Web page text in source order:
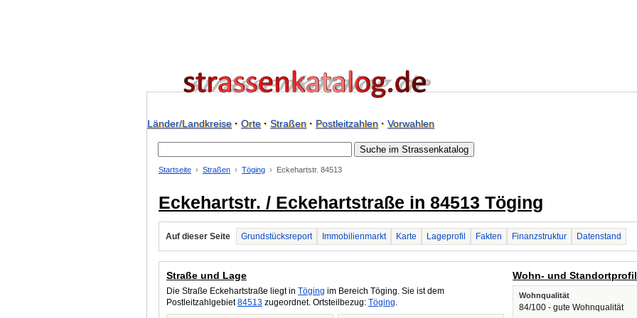
Länder/Landkreise· Orte· Straßen· Postleitzahlen· Vorwahlen
Startseite Straßen Töging Eckehartstr. 84513
Eckehartstr. / Eckehartstraße in 84513 Töging
Auf dieser Seite Grundstücksreport Immobilienmarkt Karte Lageprofil Fakten Finanzstruktur Datenstand
Straße und Lage
Die Straße Eckehartstraße liegt in Töging im Bereich Töging. Sie ist dem
Postleitzahlgebiet84513 zugeordnet. Ortsteilbezug: Töging.
Wohn- und Standortprofil
Wohnqualität
84/100 - gute Wohnqualität